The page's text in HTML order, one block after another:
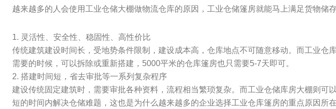
越来越多的人会使用工业仓储大棚做物流仓库的原因，工业仓储篷房就能马上满足货物储
1. 灵活性、安全性、稳固性、高性价比
传统建筑建设时间长，受地势条件限制，建设成本高，仓库地点不可随意移动。而工业
需要的时候，可以拆除或重新搭建，5000平米的仓库篷房也只需要5-7天即可。
2. 搭建时间短，省去审批等一系列复杂程序
建设传统固定建筑时，需要审批各种资料，流程相当繁琐复杂。而工业仓储库房大棚则
短的时间内解决仓储难题，这也是为什么越来越多的企业选择工业仓库篷房的重点原因所在